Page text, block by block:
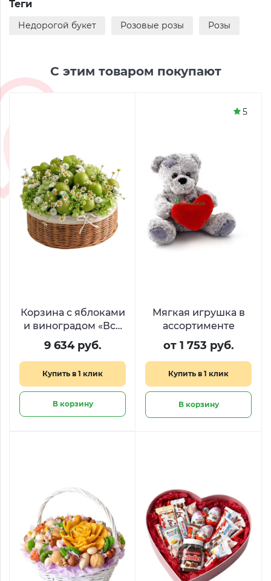
Теги
Недорогой букет Розовые розы Розы
С этим товаром покупают
Корзина с яблоками
и виноградом «Всё
будет сочно»
9 634 руб.
Купить в 1 клик
В корзину
Мягкая игрушка в
ассортименте
от 1 753 руб.
Купить в 1 клик
В корзину
5